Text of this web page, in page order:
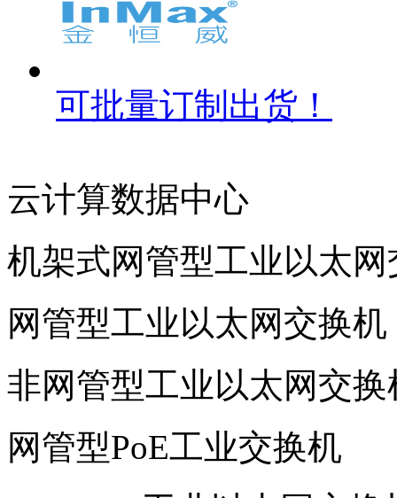
可批量订制出货！
云计算数据中心
机架式网管型工业以太网
网管型工业以太网交换机
非网管型工业以太网交换
网管型PoE工业交换机